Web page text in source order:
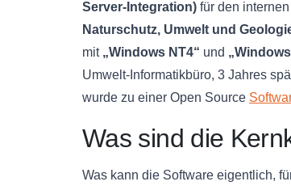
Server-Integration) für den
Naturschutz, Umwelt und
mit „Windows NT4“ und
Umwelt-Informatikbüro, 3 Jahres
wurde zu einer Open Source
Was sind die
Was kann die Software eigentlich,